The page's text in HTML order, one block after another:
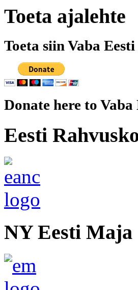
Toeta ajalehte
Toeta siin Vaba
Donate here to Vaba
Eesti
NY Eesti Maja